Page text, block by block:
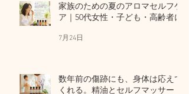
家族のための夏のアロマセルフケ
ア｜50代女性・子ども・高齢者に
7月24日
数年前の傷跡にも、身体は応えて
くれる。精油とセルフマッサー